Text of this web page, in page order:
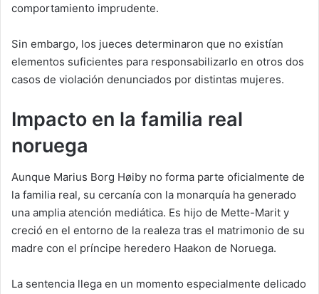
comportamiento imprudente.
Sin embargo, los jueces determinaron que no existían
elementos suficientes para responsabilizarlo en otros dos
casos de violación denunciados por distintas mujeres.
Impacto en la familia real
noruega
Aunque Marius Borg Høiby no forma parte oficialmente de
la familia real, su cercanía con la monarquía ha generado
una amplia atención mediática. Es hijo de Mette-Marit y
creció en el entorno de la realeza tras el matrimonio de su
madre con el príncipe heredero Haakon de Noruega.
La sentencia llega en un momento especialmente delicado